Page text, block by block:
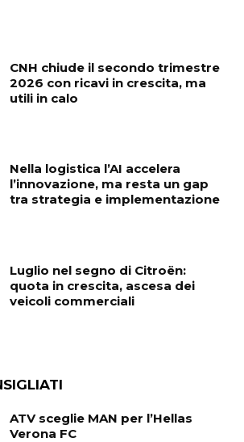
CNH chiude il secondo trimestre
2026 con ricavi in crescita, ma
utili in calo
Nella logistica l’AI accelera
l’innovazione, ma resta un gap
tra strategia e implementazione
Luglio nel segno di Citroën:
quota in crescita, ascesa dei
veicoli commerciali
ATV sceglie MAN per l’Hellas
Verona FC